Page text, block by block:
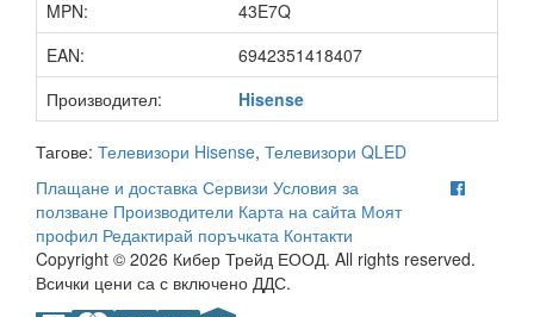
MPN:
43E7Q
EAN:
6942351418407
Производител:
Hisense
Тагове: Телевизори Hisense, Телевизори QLED
Плащане и доставка Сервизи Условия за
ползване Производители Карта на сайта Моят
профил Редактирай поръчката Контакти
Copyright © 2026 Кибер Трейд ЕООД. All rights reserved.
Всички цени са с включено ДДС.